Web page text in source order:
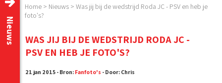
Home > Nieuws > Was jij bij de wedstrijd Roda JC - PSV en heb je
foto's?
Nieuws
WAS JIJ BIJ DE WEDSTRIJD RODA JC -
PSV EN HEB JE FOTO'S?
21 jan 2015 - Bron: Fanfoto's - Door: Chris